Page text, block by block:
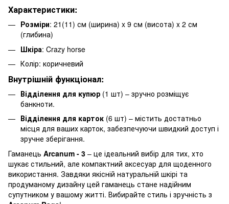
Характеристики:
Розміри: 21(11) см (ширина) x 9 см (висота) x 2 см
(глибина)
Шкіра: Crazy horse
Колір: коричневий
Внутрішній функціонал:
Відділення для купюр (1 шт) – зручно розміщує
банкноти.
Відділення для карток (6 шт) – містить достатньо
місця для ваших карток, забезпечуючи швидкий доступ і
зручне зберігання.
Гаманець Arcanum - 3 – це ідеальний вибір для тих, хто
шукає стильний, але компактний аксесуар для щоденного
використання. Завдяки якісній натуральній шкірі та
продуманому дизайну цей гаманець стане надійним
супутником у вашому житті. Вибирайте стиль і зручність з